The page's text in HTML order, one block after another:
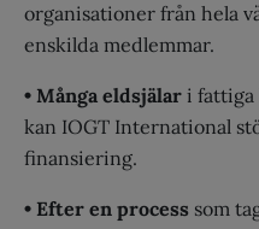
organisationer från hela
enskilda medlemmar.
• Många eldsjälar i fattiga
kan IOGT International
finansiering.
• Efter en process som